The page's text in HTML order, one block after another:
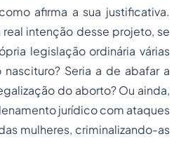
afirma a sua justificativa.
real intenção desse projeto, se
legislação ordinária várias
Seria a de abafar a
do aborto? Ou ainda,
jurídico com ataques
mulheres, criminalizando-as